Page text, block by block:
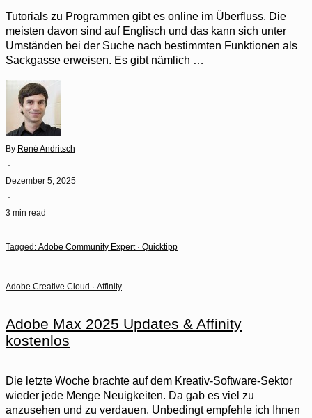
Tutorials zu Programmen gibt es online im Überfluss. Die
meisten davon sind auf Englisch und das kann sich unter
Umständen bei der Suche nach bestimmten Funktionen als
Sackgasse erweisen. Es gibt nämlich …
By René Andritsch
·
Dezember 5, 2025
·
3 min read
Tagged: Adobe Community Expert· Quicktipp
Adobe Creative Cloud · Affinity
Adobe Max 2025 Updates & Affinity
kostenlos
Die letzte Woche brachte auf dem Kreativ-Software-Sektor
wieder jede Menge Neuigkeiten. Da gab es viel zu
anzusehen und zu verdauen. Unbedingt empfehle ich Ihnen